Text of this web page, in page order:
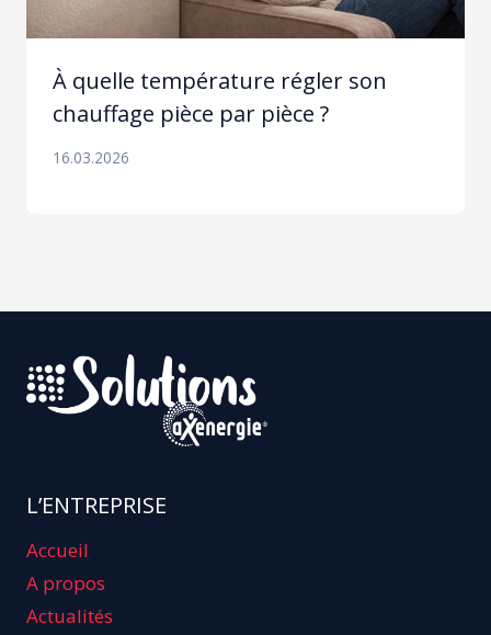
À quelle température régler son
chauffage pièce par pièce ?
16.03.2026
L’ENTREPRISE
Accueil
A propos
Actualités